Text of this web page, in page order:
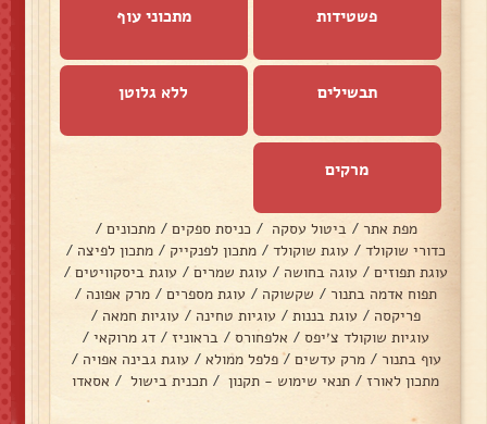
פשטידות מתכוני עוף
תבשילים ללא גלוטן
מרקים
מפת אתר / ביטול עסקה / כניסת ספקים / מתכונים /
כדורי שוקולד / עוגת שוקולד / מתכון לפנקייק / מתכון לפיצה /
עוגת תפוזים / עוגה בחושה / עוגת שמרים / עוגת ביסקוויטים /
תפוח אדמה בתנור / שקשוקה / עוגת מספרים / מרק אפונה /
פריקסה / עוגת בננות / עוגיות טחינה / עוגיות חמאה /
עוגיות שוקולד צ׳יפס / אלפחורס / בראוניז / דג מרוקאי /
עוף בתנור / מרק עדשים / פלפל ממולא / עוגת גבינה אפויה /
מתכון לאורז / תנאי שימוש - תקנון / תכנית בישול / אסאדו